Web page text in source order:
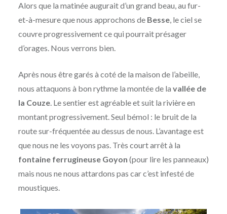
Alors que la matinée augurait d’un grand beau, au fur-
et-à-mesure que nous approchons de Besse, le ciel se
couvre progressivement ce qui pourrait présager
d’orages. Nous verrons bien.
Après nous être garés à coté de la maison de l’abeille,
nous attaquons à bon rythme la montée de la vallée de
la Couze. Le sentier est agréable et suit la rivière en
montant progressivement. Seul bémol : le bruit de la
route sur-fréquentée au dessus de nous. L’avantage est
que nous ne les voyons pas. Très court arrêt à la
fontaine ferrugineuse Goyon (pour lire les panneaux)
mais nous ne nous attardons pas car c’est infesté de
moustiques.